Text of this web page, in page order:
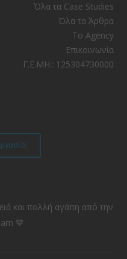
Όλα τα Case Studies
Όλα τα Άρθρα
Το Agency
Επικοινωνία
Γ.Ε.ΜΗ.: 125304730000
και πολλή αγάπη από την
💙